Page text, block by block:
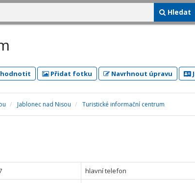
Hledat
Přidat fotku Navrhnout úpravu
Jablonec nad Nisou Turistické informační centrum
hlavní telefon